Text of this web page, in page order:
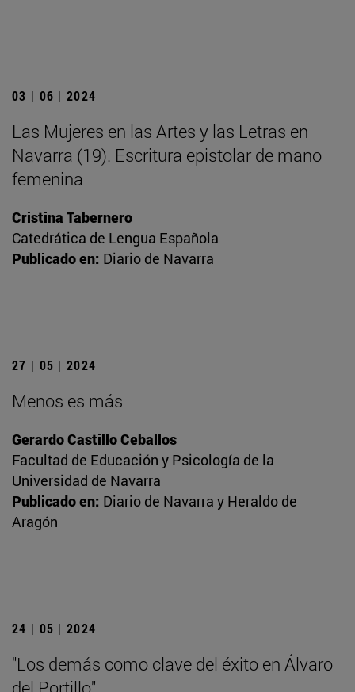
03 | 06 | 2024
Las Mujeres en las Artes y las Letras en
Navarra (19). Escritura epistolar de mano
femenina
Cristina Tabernero
Catedrática de Lengua Española
Publicado en: Diario de Navarra
27 | 05 | 2024
Menos es más
Gerardo Castillo Ceballos
Facultad de Educación y Psicología de la
Universidad de Navarra
Publicado en: Diario de Navarra y Heraldo de
Aragón
24 | 05 | 2024
"Los demás como clave del éxito en Álvaro